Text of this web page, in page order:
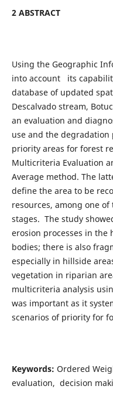
2 ABSTRACT
Using the Geographic
into account its
database of updated
Descalvado stream,
an evaluation and
use and the degradation
priority areas for forest
Multicriteria Evaluation
Average method. The
define the area to be
resources, among one
stages. The study
erosion processes in the
bodies; there is also
especially in hillside
vegetation in riparian
multicriteria analysis
was important as it
scenarios of priority for
Keywords: Ordered
evaluation, decision